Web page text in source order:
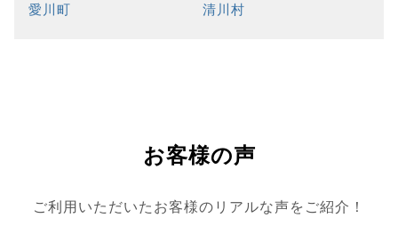
愛川町 清川村
お客様の声
ご利用いただいたお客様のリアルな声をご紹介！